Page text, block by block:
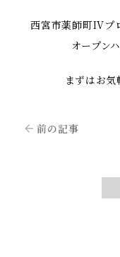
西宮市薬師町IV
オープン
まずはお気
前の記事